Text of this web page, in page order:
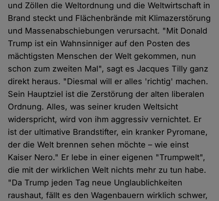
und Zöllen die Weltordnung und die Weltwirtschaft in
Brand steckt und Flächenbrände mit Klimazerstörung
und Massenabschiebungen verursacht. "Mit Donald
Trump ist ein Wahnsinniger auf den Posten des
mächtigsten Menschen der Welt gekommen, nun
schon zum zweiten Mal", sagt es Jacques Tilly ganz
direkt heraus. "Diesmal will er alles 'richtig' machen.
Sein Hauptziel ist die Zerstörung der alten liberalen
Ordnung. Alles, was seiner kruden Weltsicht
widerspricht, wird von ihm aggressiv vernichtet. Er
ist der ultimative Brandstifter, ein kranker Pyromane,
der die Welt brennen sehen möchte – wie einst
Kaiser Nero." Er lebe in einer eigenen "Trumpwelt",
die mit der wirklichen Welt nichts mehr zu tun habe.
"Da Trump jeden Tag neue Unglaublichkeiten
raushaut, fällt es den Wagenbauern wirklich schwer,